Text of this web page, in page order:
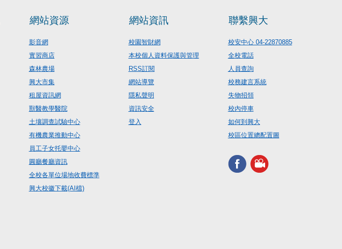
網站資源
影音網
實習商店
森林農場
興大市集
租屋資訊網
獸醫教學醫院
土壤調查試驗中心
有機農業推動中心
員工子女托嬰中心
圓廳餐廳資訊
全校各單位場地收費標準
興大校徽下載(AI檔)
網站資訊
校園智財網
本校個人資料保護與管理
RSS訂閱
網站導覽
隱私聲明
資訊安全
登入
聯繫興大
校安中心 04-22870885
全校電話
人員查詢
校務建言系統
失物招領
校內停車
如何到興大
校區位置總配置圖